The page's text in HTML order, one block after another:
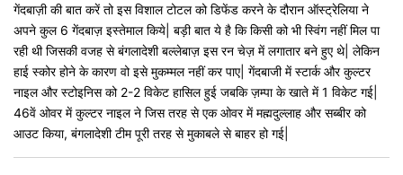
गेंदबाज़ी की बात करें तो इस विशाल टोटल को डिफेंड करने के दौरान ऑस्ट्रेलिया ने
अपने कुल 6 गेंदबाज़ इस्तेमाल किये| बड़ी बात ये है कि किसी को भी स्विंग नहीं मिल पा
रही थी जिसकी वजह से बंगलादेशी बल्लेबाज़ इस रन चेज़ में लगातार बने हुए थे| लेकिन
हाई स्कोर होने के कारण वो इसे मुकम्मल नहीं कर पाए| गेंदबाजी में स्टार्क और कुल्टर
नाइल और स्टोइनिस को 2-2 विकेट हासिल हुई जबकि ज़म्पा के खाते में 1 विकेट गई|
46वें ओवर में कुल्टर नाइल ने जिस तरह से एक ओवर में मह्मदुल्लाह और सब्बीर को
आउट किया, बंगलादेशी टीम पूरी तरह से मुकाबले से बाहर हो गई|